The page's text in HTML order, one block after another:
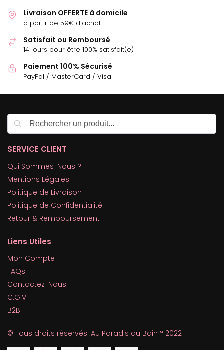
Livraison OFFERTE à domicile
à partir de 59€ d'achat
Satisfait ou Remboursé
14 jours pour être 100% satisfait(e)
Paiement 100% Sécurisé
PayPal / MasterCard / Visa
SERVICE CLIENT
Qui Sommes-Nous ?
Mentions Légales
Politique de Livraison
Politique de Confidentialité
Retour & Remboursement
Liens Utiles
Mon Compte
FAQs
Contactez-Nous
C.G.V
B2B
© Tous droits réservés. Au Paradis du Bain™ 2022